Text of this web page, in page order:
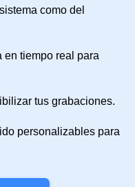
como del
en tiempo real para
tus grabaciones.
personalizables para